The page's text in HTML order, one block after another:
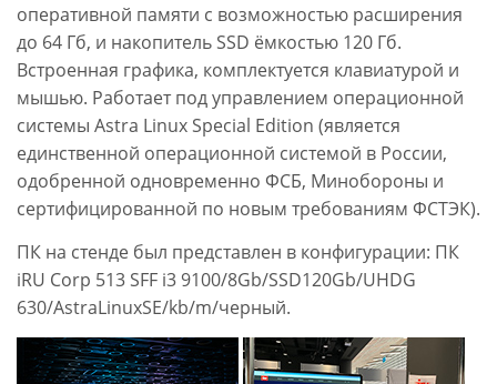
оперативной памяти с возможностью расширения
до 64 Гб, и накопитель SSD ёмкостью 120 Гб.
Встроенная графика, комплектуется клавиатурой и
мышью. Работает под управлением операционной
системы Astra Linux Special Edition (является
единственной операционной системой в России,
одобренной одновременно ФСБ, Минобороны и
сертифицированной по новым требованиям ФСТЭК).
ПК на стенде был представлен в конфигурации: ПК
iRU Corp 513 SFF i3 9100/8Gb/SSD120Gb/UHDG
630/AstraLinuxSE/kb/m/черный.